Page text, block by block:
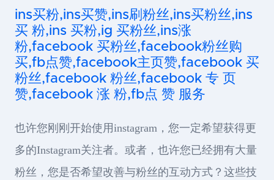
ins买粉,ins买赞,ins刷粉丝,ins买粉丝,ins
买 粉,ins 买粉,ig 买粉丝,ins涨
粉,facebook 买粉丝,facebook粉丝购
买,fb点赞,facebook主页赞,facebook 买
粉丝,facebook 粉丝,facebook 专 页
赞,facebook 涨 粉,fb点 赞 服务
也许您刚刚开始使用instagram，您一定希望获得更
多的Instagram关注者。或者，也许您已经拥有大量
粉丝，您是否希望改善与粉丝的互动方式？这些技